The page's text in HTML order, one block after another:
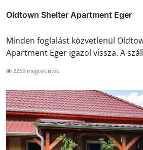
Oldtown Shelter Apartment Eger
Minden foglalást közvetlenül
Apartment Eger igazol vissza. A
2259 megtekintés